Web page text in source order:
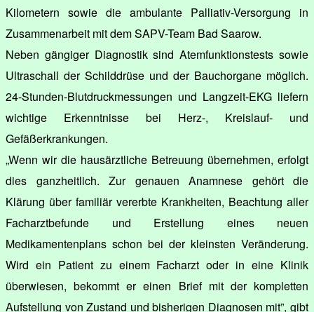
Kilometern sowie die ambulante Palliativ-Versorgung in
Zusammenarbeit mit dem SAPV-Team Bad Saarow.
Neben gängiger Diagnostik sind Atemfunktionstests sowie
Ultraschall der Schilddrüse und der Bauchorgane möglich.
24-Stunden-Blutdruckmessungen und Langzeit-EKG liefern
wichtige Erkenntnisse bei Herz-, Kreislauf- und
Gefäßerkrankungen.
„Wenn wir die hausärztliche Betreuung übernehmen, erfolgt
dies ganzheitlich. Zur genauen Anamnese gehört die
Klärung über familiär vererbte Krankheiten, Beachtung aller
Facharztbefunde und Erstellung eines neuen
Medikamentenplans schon bei der kleinsten Veränderung.
Wird ein Patient zu einem Facharzt oder in eine Klinik
überwiesen, bekommt er einen Brief mit der kompletten
Aufstellung von Zustand und bisherigen Diagnosen mit”, gibt